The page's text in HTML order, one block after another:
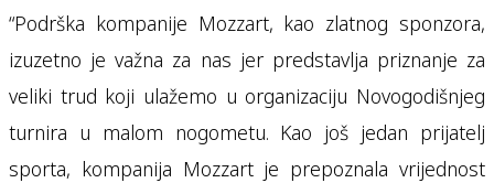
“Podrška kompanije Mozzart, kao zlatnog sponzora,
izuzetno je važna za nas jer predstavlja priznanje za
veliki trud koji ulažemo u organizaciju Novogodišnjeg
turnira u malom nogometu. Kao još jedan prijatelj
sporta, kompanija Mozzart je prepoznala vrijednost